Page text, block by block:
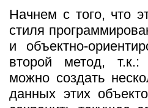
Начнем с того, что
стиля
и объектно-
второй метод, т.к.:
можно создать
данных этих